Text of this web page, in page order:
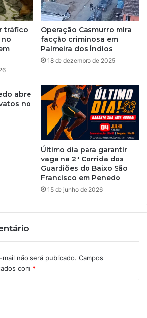
tráfico
no
Operação Casmurro mira
facção criminosa em
Palmeira dos Índios
18 de dezembro de 2025
abre
no
Último dia para garantir
vaga na 2ª Corrida dos
Guardiões do Baixo São
Francisco em Penedo
15 de junho de 2026
não será publicado. Campos
com *